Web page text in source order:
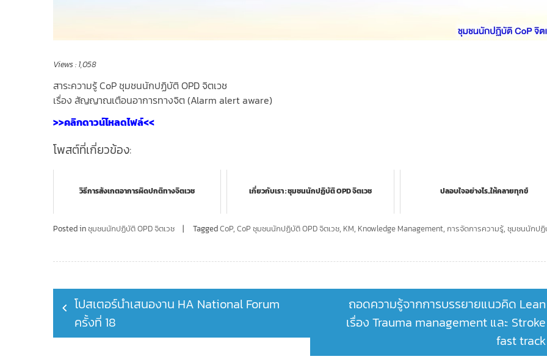
Views : 1,058
สาระความรู้ CoP ชุมชนนักปฏิบัติ OPD จิตเวช
เรื่อง สัญญาณเตือนอาการทางจิต (Alarm alert aware)
>>คลิกดาวน์โหลดไฟล์<<
โพสต์ที่เกี่ยวข้อง:
วิธีการสังเกตอาการผิดปกติทางจิตเวช เกี่ยวกับเรา : ชุมชนนักปฏิบัติ OPD จิตเวช ปลอบใจอย่างไร..ให้คลายทุกข์
Posted inชุมชนนักปฏิบัติ OPD จิตเวช TaggedCoP, CoP ชุมชนนักปฏิบัติ OPD จิตเวช, KM, Knowledge Management, การจัดการความรู้, ชุมชนนักป
Post
navigation
โปสเตอร์นำเสนองาน HA National Forum
ครั้งที่ 18
ถอดความรู้จากการบรรยายแนวคิด Lean
เรื่อง Trauma management และ Stroke
fast track